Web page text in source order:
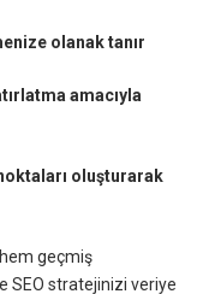
olanak tanır
amacıyla
oluşturarak
geçmiş
SEO stratejinizi veriye